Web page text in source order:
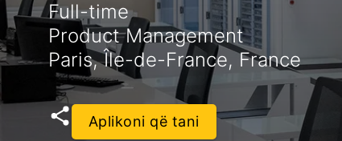
Full-time
Product Management
Paris, Île-de-France, France
Aplikoni që tani